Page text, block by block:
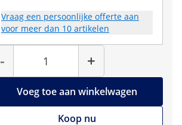
Vraag een persoonlijke offerte aan
voor meer dan 10 artikelen
-
Hoeveelheid
+
Voeg toe aan winkelwagen
Koop nu